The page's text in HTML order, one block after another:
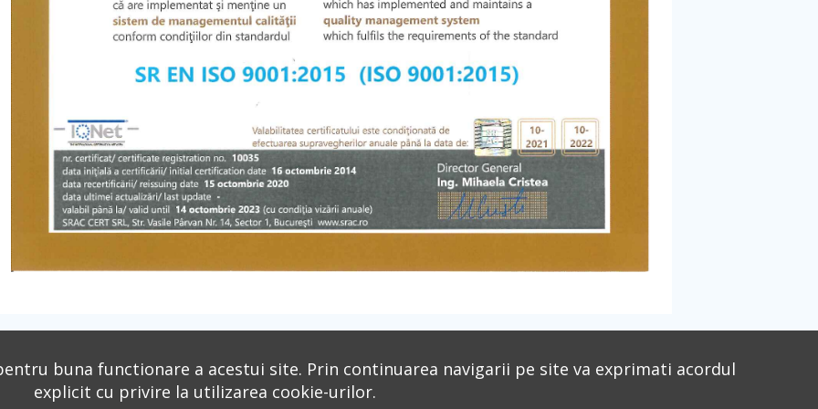
buna functionare a acestui site. Prin continuarea navigarii pe site va exprimati acordul
explicit cu privire la utilizarea cookie-urilor.